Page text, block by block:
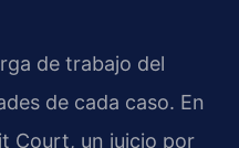
de trabajo del
de cada caso. En
Court, un juicio por